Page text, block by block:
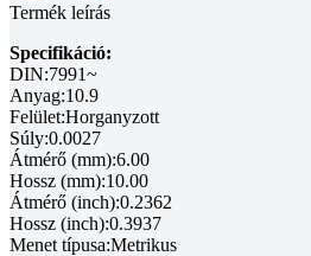
Termék leírás
Specifikáció:
DIN:7991~
Anyag:10.9
Felület:Horganyzott
Súly:0.0027
Átmérő (mm):6.00
Hossz (mm):10.00
Átmérő (inch):0.2362
Hossz (inch):0.3937
Menet típusa:Metrikus